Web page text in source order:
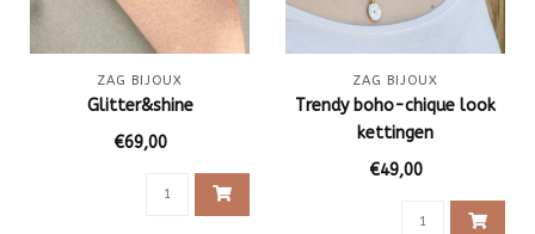
ZAG BIJOUX
Glitter&shine
€69,00
ZAG BIJOUX
Trendy boho-chique look
kettingen
€49,00